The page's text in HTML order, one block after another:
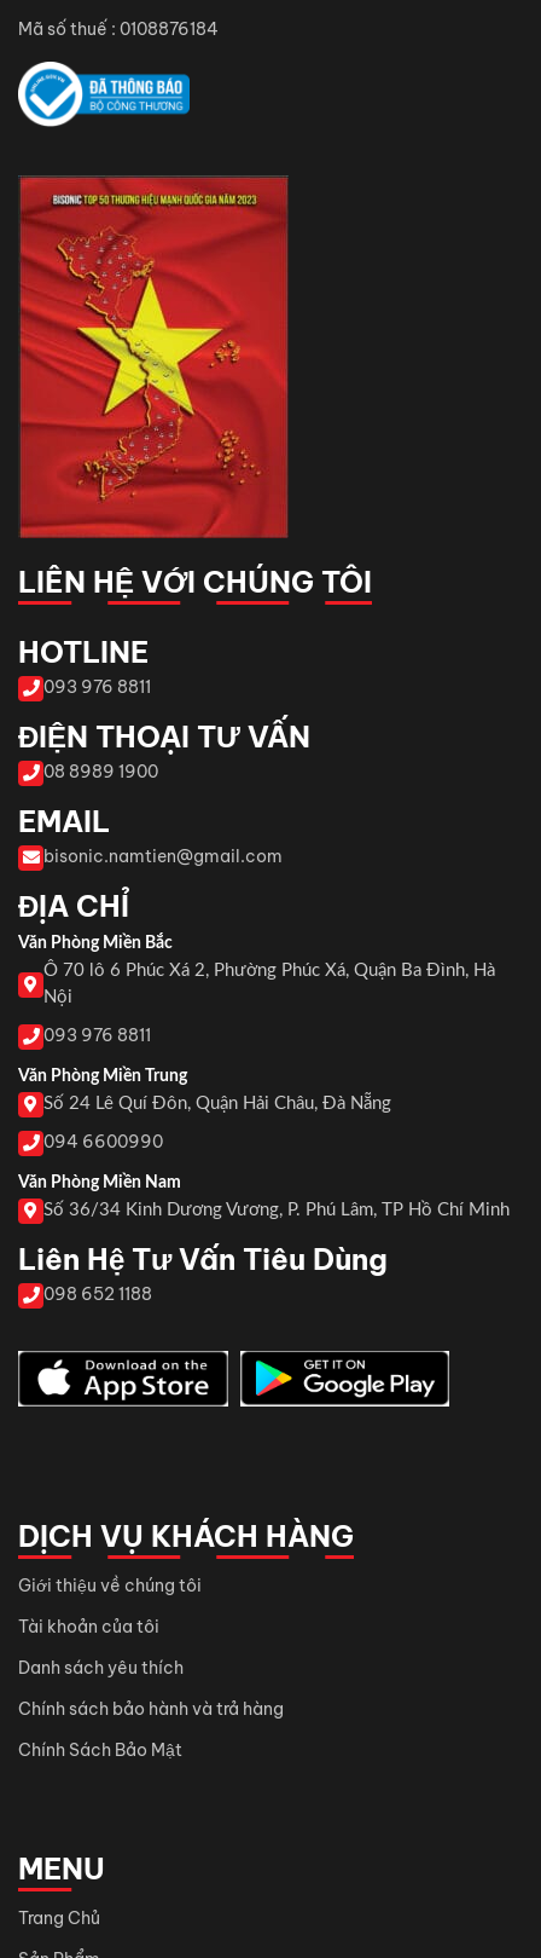
Mã số thuế : 0108876184
LIÊN HỆ VỚI CHÚNG TÔI
HOTLINE
093 976 8811
ĐIỆN THOẠI TƯ VẤN
08 8989 1900
EMAIL
bisonic.namtien@gmail.com
ĐỊA CHỈ
Văn Phòng Miền Bắc
Ô 70 lô 6 Phúc Xá 2, Phường Phúc Xá, Quận Ba Đình, Hà
Nội
093 976 8811
Văn Phòng Miền Trung
Số 24 Lê Quí Đôn, Quận Hải Châu, Đà Nẵng
094 6600990
Văn Phòng Miền Nam
Số 36/34 Kinh Dương Vương, P. Phú Lâm, TP Hồ Chí Minh
Liên Hệ Tư Vấn Tiêu Dùng
098 652 1188
DỊCH VỤ KHÁCH HÀNG
Giới thiệu về chúng tôi
Tài khoản của tôi
Danh sách yêu thích
Chính sách bảo hành và trả hàng
Chính Sách Bảo Mật
MENU
Trang Chủ